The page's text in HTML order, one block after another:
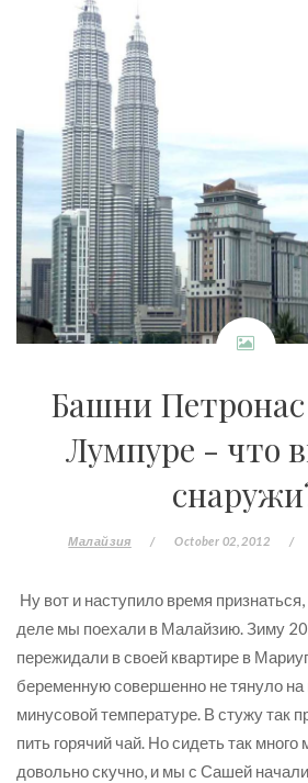
Башни
Лумпуре - что
Малайзия / October 02, 2012 /
Ну вот и наступило время
деле мы поехали в Малайзию. Зиму
пережидали в своей квартире в
беременную совершенно не тянуло на
минусовой температуре. В стужу так
пить горячий чай. Но сидеть так
довольно скучно, и мы с Сашей начали